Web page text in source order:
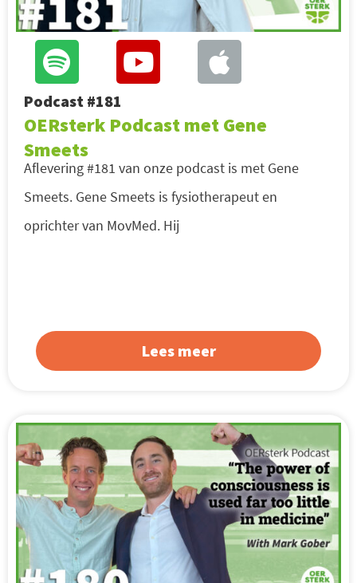
Podcast #181
OERsterk Podcast met Gene
Smeets
Aflevering #181 van onze podcast is met Gene
Smeets. Gene Smeets is fysiotherapeut en
oprichter van MovMed. Hij
Lees meer